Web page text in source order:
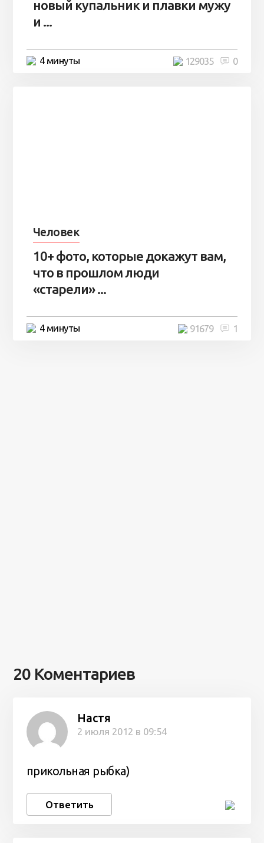
новый купальник и плавки мужу
и ...
4 минуты 0
129035
Человек
10+ фото, которые докажут вам,
что в прошлом люди
«старели» ...
4 минуты 1
91679
20 Коментариев
Настя
2 июля 2012 в 09:54
прикольная рыбка)
Ответить